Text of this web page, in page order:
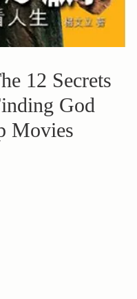
12 Secrets
God
Movies